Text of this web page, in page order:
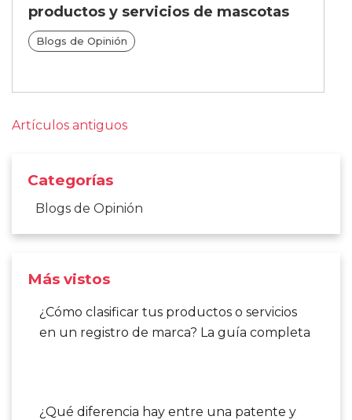
productos y servicios de mascotas
Blogs de Opinión
Navegación
entradas
Artículos antiguos
Categorías
Blogs de Opinión
Más vistos
¿Cómo clasificar tus productos o servicios
en un registro de marca? La guía completa
¿Qué diferencia hay entre una patente y